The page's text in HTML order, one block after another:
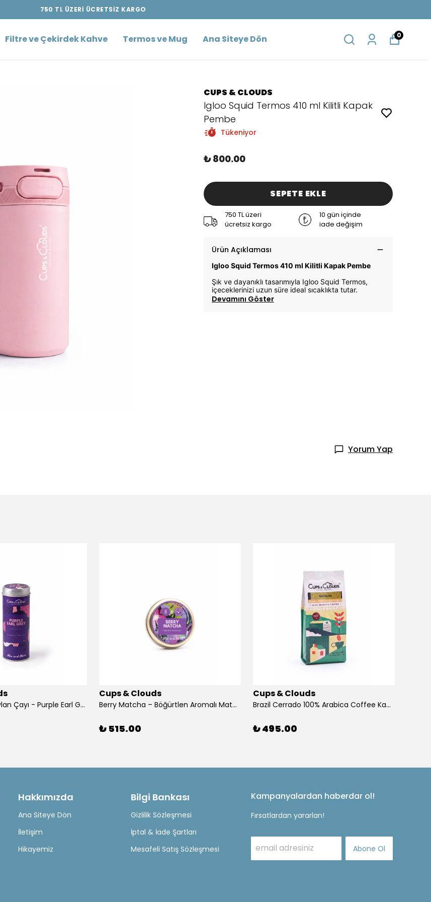
750 TL ÜZERİ ÜCRETSİZ KARGO
Filtre ve Çekirdek Kahve Termos ve Mug Ana Siteye Dön 0
CUPS & CLOUDS
Igloo Squid Termos 410 ml Kilitli Kapak
Pembe
Tükeniyor
₺ 800.00
SEPETE EKLE
750 TL üzeri
ücretsiz kargo
10 gün içinde
iade değişim
Ürün Açıklaması
Igloo Squid Termos 410 ml Kilitli Kapak Pembe
Şık ve dayanıklı tasarımıyla Igloo Squid Termos,
içeceklerinizi uzun süre ideal sıcaklıkta tutar.
Devamını Göster
Yorum Yap
Bergamotlu Seylan Çayı - Purple Earl Grey - 50 Gr. - Mim & More
Cups & Clouds
Berry Matcha – Böğürtlen Aromalı Matcha - Mim & More
₺ 515.00
Cups & Clouds
Brazil Cerrado 100% Arabica Coffee Kahve 250 gr
₺ 495.00
Hakkımızda
Ana Siteye Dön
İletişim
Hikayemiz
Bilgi Bankası
Gizlilik Sözleşmesi
İptal & İade Şartları
Mesafeli Satış Sözleşmesi
Kampanyalardan haberdar ol!
Fırsatlardan yararlan!
Abone Ol